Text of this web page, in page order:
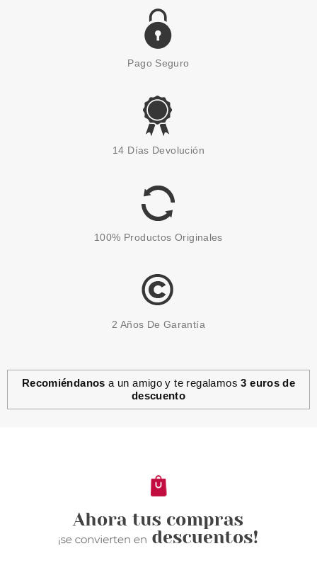
CLARINS
MAQUILLAJE DOUBLE SERUM
39.90€
CLARINS
25.99€
Pago Seguro
14 Días Devolución
100% Productos Originales
2 Años De Garantía
Recomiéndanos a un amigo y te regalamos3 euros de
descuento